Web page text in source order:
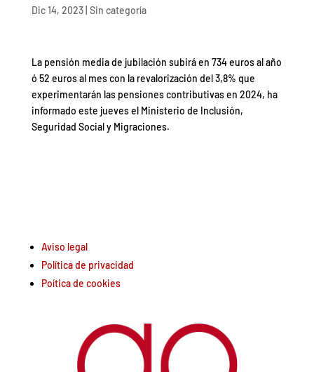
Dic 14, 2023| Sin categoría
La pensión media de jubilación subirá en 734 euros al año
ó 52 euros al mes con la revalorización del 3,8% que
experimentarán las pensiones contributivas en 2024, ha
informado este jueves el Ministerio de Inclusión,
Seguridad Social y Migraciones.
Aviso legal
Política de privacidad
Poítica de cookies